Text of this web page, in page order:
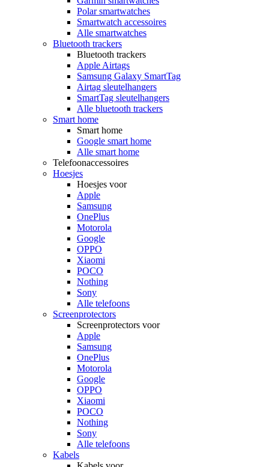
Polar smartwatches
Smartwatch accessoires
Alle smartwatches
Bluetooth trackers
Bluetooth trackers
Apple Airtags
Samsung Galaxy SmartTag
Airtag sleutelhangers
SmartTag sleutelhangers
Alle bluetooth trackers
Smart home
Smart home
Google smart home
Alle smart home
Telefoonaccessoires
Hoesjes
Hoesjes voor
Apple
Samsung
OnePlus
Motorola
Google
OPPO
Xiaomi
POCO
Nothing
Sony
Alle telefoons
Screenprotectors
Screenprotectors voor
Apple
Samsung
OnePlus
Motorola
Google
OPPO
Xiaomi
POCO
Nothing
Sony
Alle telefoons
Kabels